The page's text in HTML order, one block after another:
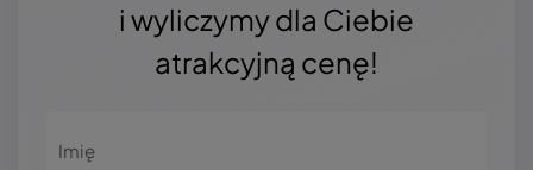
i wyliczymy dla Ciebie
atrakcyjną cenę!
Imię